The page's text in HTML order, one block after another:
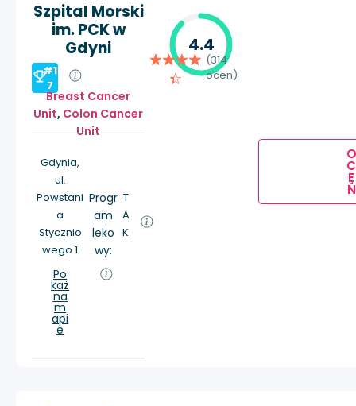
Szpital Morski
im. PCK w
Gdyni
#1
7
Breast Cancer
Unit, Colon Cancer
Unit
Gdynia,
ul.
Powstani
a
Stycznio
wego 1
Po
każ
na
m
api
e
Progr
am
leko
wy:
T
A
K
4.4
(314
ocen)
O
C
E
Ń